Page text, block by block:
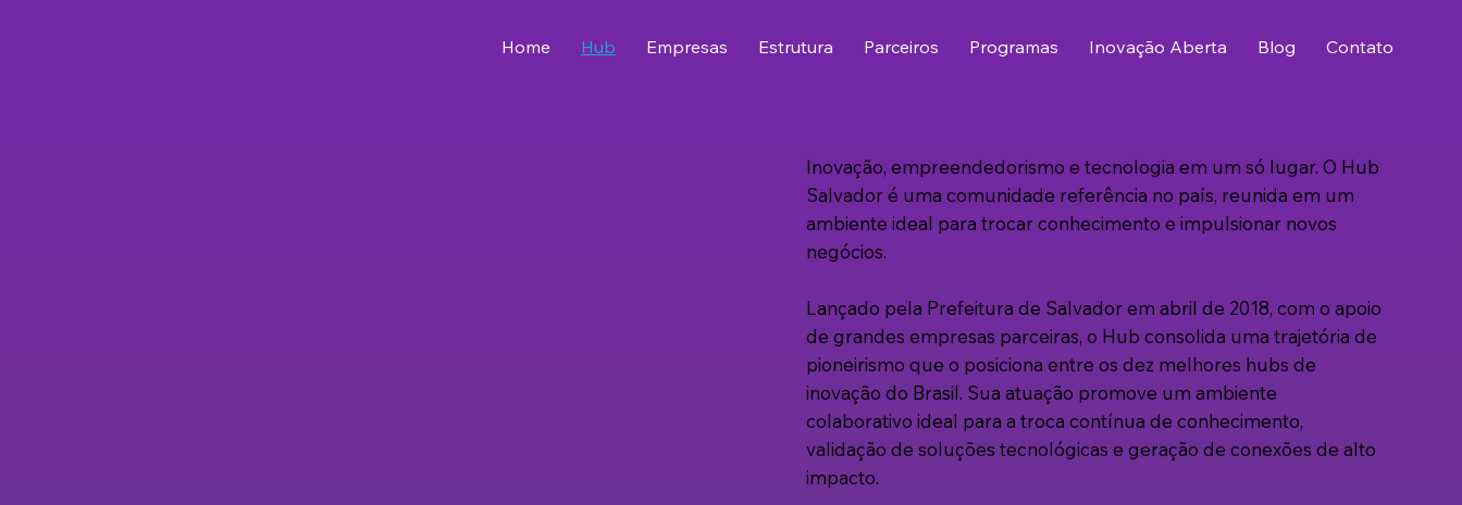
Home Hub Empresas Estrutura Parceiros Programas Inovação Aberta Blog Contato
Inovação, empreendedorismo e tecnologia em um só lugar. O Hub
Salvador é uma comunidade referência no país, reunida em um
ambiente ideal para trocar conhecimento e impulsionar novos
negócios.
Lançado pela Prefeitura de Salvador em abril de 2018, com o apoio
de grandes empresas parceiras, o Hub consolida uma trajetória de
pioneirismo que o posiciona entre os dez melhores hubs de
inovação do Brasil. Sua atuação promove um ambiente
colaborativo ideal para a troca contínua de conhecimento,
validação de soluções tecnológicas e geração de conexões de alto
impacto.